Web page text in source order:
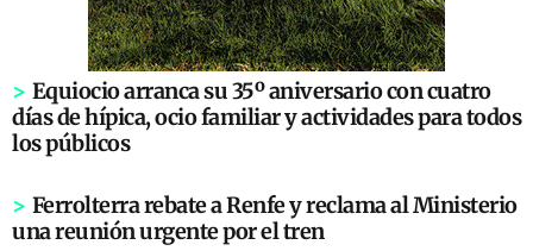
> Equiocio arranca su 35º aniversario con cuatro
días de hípica, ocio familiar y actividades para todos
los públicos
> Ferrolterra rebate a Renfe y reclama al Ministerio
una reunión urgente por el tren